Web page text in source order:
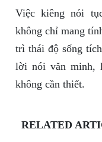
Việc kiêng nói
không chỉ mang
trì thái độ sống
lời nói văn minh,
không cần thiết.
RELATED